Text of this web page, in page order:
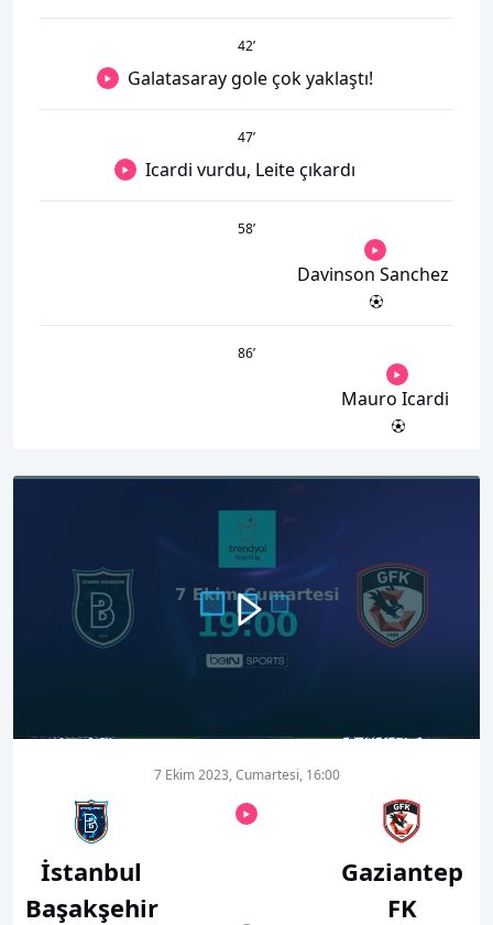
42’
Galatasaray gole çok yaklaştı!
47’
Icardi vurdu, Leite çıkardı
58’
Davinson Sanchez
86’
Mauro Icardi
İstanbul
Başakşehir
7 Ekim 2023, Cumartesi, 16:00
Gaziantep
FK